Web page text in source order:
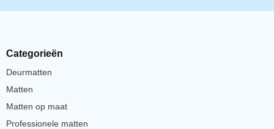
Categorieën
Deurmatten
Matten
Matten op maat
Professionele matten